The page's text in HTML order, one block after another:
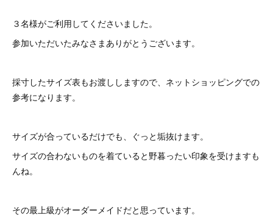
３名様がご利用してくださいました。
参加いただいたみなさまありがとうございます。
採寸したサイズ表もお渡ししますので、ネットショッピングでの
参考になります。
サイズが合っているだけでも、ぐっと垢抜けます。
サイズの合わないものを着ていると野暮ったい印象を受けますも
んね。
その最上級がオーダーメイドだと思っています。